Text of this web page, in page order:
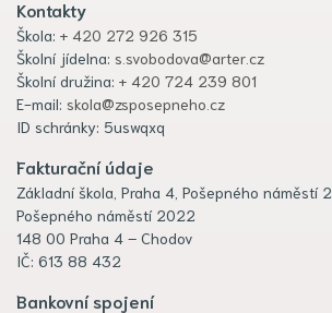
Kontakty
Škola: + 420 272 926 315
Školní jídelna: s.svobodova@arter.cz
Školní družina: + 420 724 239 801
E-mail: skola@zsposepneho.cz
ID schránky: 5uswqxq
Fakturační údaje
Základní škola, Praha 4, Pošepného náměstí
Pošepného náměstí 2022
148 00 Praha 4 – Chodov
IČ: 613 88 432
Bankovní spojení